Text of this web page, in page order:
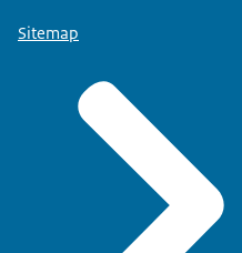
Sitemap